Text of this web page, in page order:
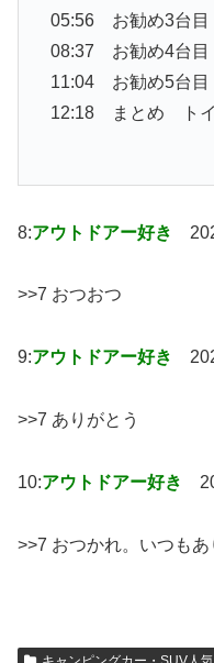
05:56 お勧め3台
08:37 お勧め4台目
11:04 お勧め5台目
12:18 まとめ トイ
8:アウトドアー好き
>>7 おつおつ
9:アウトドアー好き
>>7 ありがとう
10:アウトドアー好き
>>7 おつかれ。いつもあ